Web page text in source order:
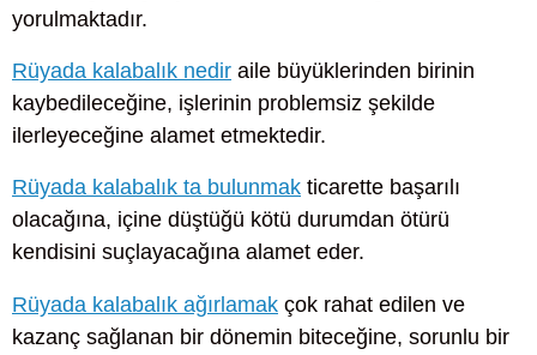
yorulmaktadır.
Rüyada kalabalık nedir aile büyüklerinden birinin
kaybedileceğine, işlerinin problemsiz şekilde
ilerleyeceğine alamet etmektedir.
Rüyada kalabalık ta bulunmak ticarette başarılı
olacağına, içine düştüğü kötü durumdan ötürü
kendisini suçlayacağına alamet eder.
Rüyada kalabalık ağırlamak çok rahat edilen ve
kazanç sağlanan bir dönemin biteceğine, sorunlu bir